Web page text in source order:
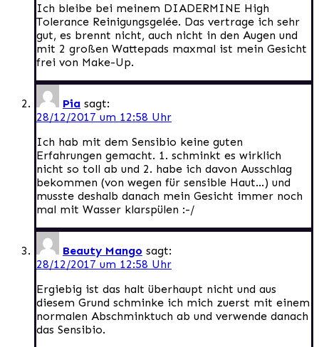
Ich bleibe bei meinem DIADERMINE High
Tolerance Reinigungsgelée. Das vertrage ich sehr
gut, es brennt nicht, auch nicht in den Augen und
mit 2 großen Wattepads maxmal ist mein Gesicht
frei von Make-Up.
Pia sagt:
28/12/2017 um 12:58 Uhr
Ich hab mit dem Sensibio keine guten
Erfahrungen gemacht. 1. schminkt es wirklich
nicht so toll ab und 2. habe ich davon Ausschlag
bekommen (von wegen für sensible Haut…) und
musste deshalb danach mein Gesicht immer noch
mal mit Wasser klarspülen :-/
Beauty Mango sagt:
28/12/2017 um 12:58 Uhr
Ergiebig ist das halt überhaupt nicht und aus
diesem Grund schminke ich mich zuerst mit einem
normalen Abschminktuch ab und verwende danach
das Sensibio.